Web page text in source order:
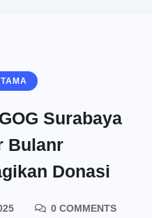
Surabaya
Bulanr
Donasi
0 COMMENTS